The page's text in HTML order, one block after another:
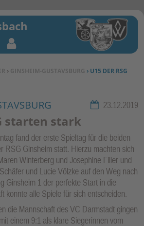
› GINSHEIM-GUSTAVSBURG › U15 DER RSG
Rubrik:23.12.2019
starten stark
fand der erste Spieltag für die beiden
RSG Ginsheim statt. Hierzu machten sich
Winterberg und Josephine Filler und
und Lucie Völzke auf den Weg nach
Ginsheim 1 der perfekte Start in die
konnte alle Spiele für sich entscheiden.
die Mannschaft des VC Darmstadt gingen
einem 9:1 als klare Siegerinnen vom
Be
nu
un
kti
on
en